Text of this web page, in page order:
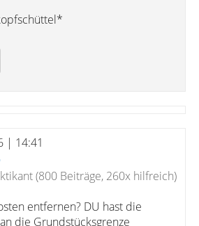
| 14:41
(800 Beiträge, 260x hilfreich)
entfernen? DU hast die
die Grundstücksgrenze